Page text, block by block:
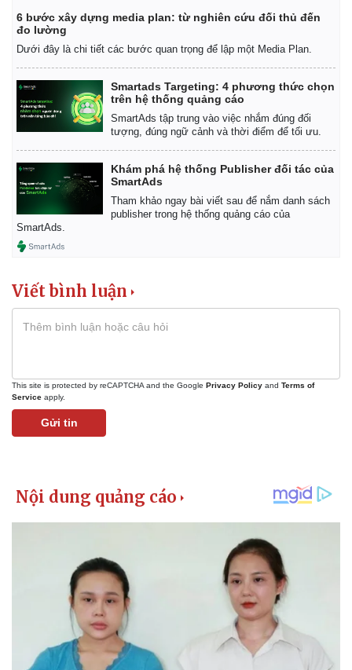
Vụ án
Tin nóng
Tư vấn luật
Quân sự - Quốc phòng
Vũ khí
6 bước xây dựng media plan: từ nghiên cứu đối thủ đến
đo lường
Dưới đây là chi tiết các bước quan trọng để lập một Media Plan.
Smartads Targeting: 4 phương thức chọn
trên hệ thống quảng cáo
SmartAds tập trung vào việc nhắm đúng đối
tượng, đúng ngữ cảnh và thời điểm để tối ưu.
Khám phá hệ thống Publisher đối tác của
SmartAds
Tham khảo ngay bài viết sau để nắm danh sách
publisher trong hệ thống quảng cáo của
SmartAds.
Viết bình luận
This site is protected by reCAPTCHA and the Google Privacy Policy and Terms of
Service apply.
Gửi tin